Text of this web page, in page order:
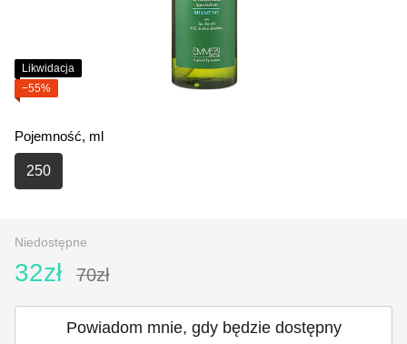
Likwidacja
−55%
Pojemność, ml
250
Niedostępne
32zł 70zł
Powiadom mnie, gdy będzie dostępny